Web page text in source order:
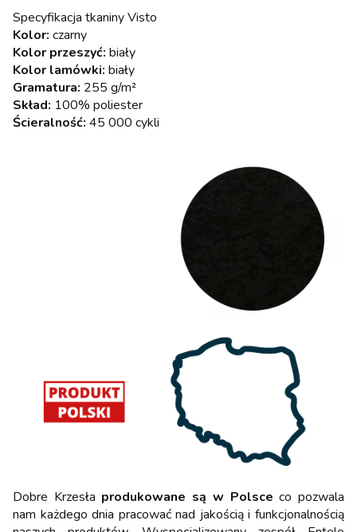
Specyfikacja tkaniny Visto
Kolor: czarny
Kolor przeszyć: biały
Kolor lamówki: biały
Gramatura: 255 g/m²
Skład: 100% poliester
Ścieralność: 45 000 cykli
Dobre Krzesła produkowane są w Polsce co pozwala
nam każdego dnia pracować nad jakością i funkcjonalnością